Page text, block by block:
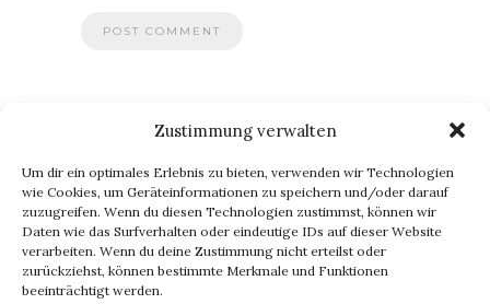
Zustimmung verwalten
Um dir ein optimales Erlebnis zu bieten, verwenden wir Technologien
wie Cookies, um Geräteinformationen zu speichern und/oder darauf
zuzugreifen. Wenn du diesen Technologien zustimmst, können wir
Daten wie das Surfverhalten oder eindeutige IDs auf dieser Website
verarbeiten. Wenn du deine Zustimmung nicht erteilst oder
zurückziehst, können bestimmte Merkmale und Funktionen
beeinträchtigt werden.
BLOG VIA E-MAIL ABONNIEREN
Du willst keinen Blogpost verpassen? Dann gib Deine E-Mail-
Adresse an, um meinen Blog zu abonnieren und
Benachrichtigungen über neue Beiträge via E-Mail zu erhalten.
E-
Mail-